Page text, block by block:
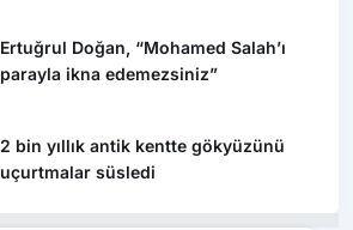
Ertuğrul Doğan, “Mohamed Salah’ı
parayla ikna edemezsiniz”
2 bin yıllık antik kentte gökyüzünü
uçurtmalar süsledi